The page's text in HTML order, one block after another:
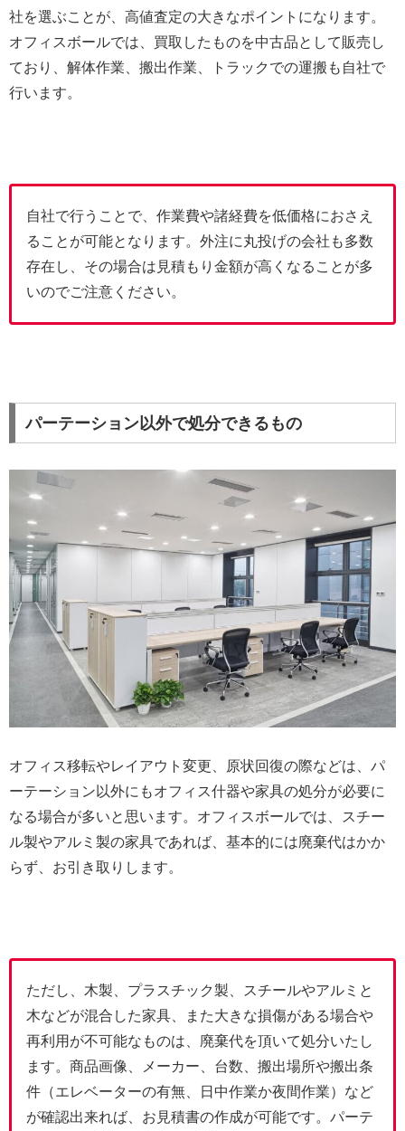
社を選ぶことが、高値査定の大きなポイントになります。
オフィスボールでは、買取したものを中古品として販売し
ており、解体作業、搬出作業、トラックでの運搬も自社で
行います。
自社で行うことで、作業費や諸経費を低価格におさえ
ることが可能となります。外注に丸投げの会社も多数
存在し、その場合は見積もり金額が高くなることが多
いのでご注意ください。
パーテーション以外で処分できるもの
オフィス移転やレイアウト変更、原状回復の際などは、パ
ーテーション以外にもオフィス什器や家具の処分が必要に
なる場合が多いと思います。オフィスボールでは、スチー
ル製やアルミ製の家具であれば、基本的には廃棄代はかか
らず、お引き取りします。
ただし、木製、プラスチック製、スチールやアルミと
木などが混合した家具、また大きな損傷がある場合や
再利用が不可能なものは、廃棄代を頂いて処分いたし
ます。商品画像、メーカー、台数、搬出場所や搬出条
件（エレベーターの有無、日中作業か夜間作業）など
が確認出来れば、お見積書の作成が可能です。パーテ